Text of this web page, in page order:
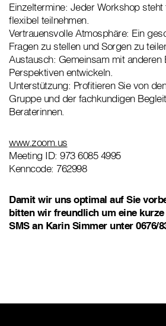
Einzeltermine: Jeder Workshop
flexibel teilnehmen.
Vertrauensvolle Atmosphäre: Ein
Fragen zu stellen und Sorgen zu
Austausch: Gemeinsam mit anderen
Perspektiven entwickeln.
Unterstützung: Profitieren Sie von
Gruppe und der fachkundigen
Beraterinnen.
www.zoom.us
Meeting ID: 973 6085 4995
Kenncode: 762998
Damit wir uns optimal auf Sie
bitten wir freundlich um eine
SMS an Karin Simmer unter 0676/